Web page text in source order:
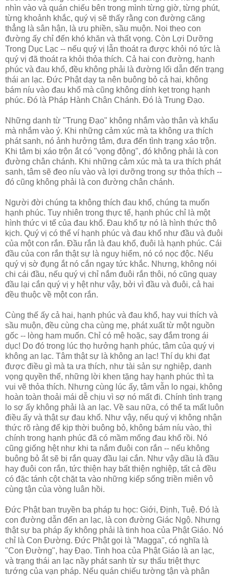
nhìn vào và quán chiếu bên trong mình từng giờ, từng phút,
từng khoảnh khắc, quý vị sẽ thấy rằng con đường căng
thẳng là sân hận, là ưu phiền, sầu muộn. Noi theo con
đường ấy chỉ đến khó khăn và thất vọng. Còn Lợi Dưỡng
Trong Dục Lạc -- nếu quý vị lẫn thoát ra được khỏi nó tức là
quý vị đã thoát ra khỏi thỏa thích. Cả hai con đường, hạnh
phúc và đau khổ, đều không phải là đường lối dẫn đến trạng
thái an lạc. Đức Phật dạy ta nên buông bỏ cả hai, không
bám níu vào đau khổ mà cũng không dính kẹt trong hạnh
phúc. Đó là Pháp Hành Chân Chánh. Đó là Trung Đạo.
Những danh từ "Trung Đạo" không nhắm vào thân và khẩu
mà nhắm vào ý. Khi những cảm xúc mà ta không ưa thích
phát sanh, nó ảnh hưởng tâm, đưa đến tình trạng xáo trộn.
Khi tâm bị xáo trộn ắt có "vọng động", đó không phải là con
đường chân chánh. Khi những cảm xúc mà ta ưa thích phát
sanh, tâm sẽ đeo níu vào và lợi dưỡng trong sự thỏa thích --
đó cũng không phải là con đường chân chánh.
Người đời chúng ta không thích đau khổ, chúng ta muốn
hạnh phúc. Tuy nhiên trong thực tế, hạnh phúc chỉ là một
hình thức vi tế của đau khổ. Đau khổ tự nó là hình thức thô
kịch. Quý vị có thể ví hạnh phúc và đau khổ như đầu và đuôi
của một con rắn. Đầu rắn là đau khổ, đuôi là hạnh phúc. Cái
đầu của con rắn thật sự là nguy hiểm, nó có nọc độc. Nếu
quý vị sờ đụng ắt nó cắn ngay tức khắc. Nhưng, không nói
chi cái đầu, nếu quý vị chỉ nắm đuôi rắn thôi, nó cũng quay
đầu lại cắn quý vị y hệt như vậy, bởi vì đầu và đuôi, cả hai
đều thuộc về một con rắn.
Cùng thế ấy cả hai, hạnh phúc và đau khổ, hay vui thích và
sầu muộn, đều cùng cha cùng mẹ, phát xuất từ một nguồn
gốc -- lòng ham muốn. Chỉ có mê hoặc, say đắm trong ái
dục! Do đó trong lúc thọ hưởng hạnh phúc, tâm của quý vị
không an lạc. Tâm thật sự là không an lạc! Thí dụ khi đạt
được điều gì mà ta ưa thích, như tài sản sự nghiệp, danh
vọng quyền thế, những lời khen tặng hay hạnh phúc thì ta
vui vẽ thỏa thích. Nhưng cùng lúc ấy, tâm vẫn lo ngại, không
hoàn toàn thoải mái dễ chịu vì sợ nó mất đi. Chính tình trạng
lo sợ ấy không phải là an lạc. Về sau nữa, có thể ta mất luôn
điều ấy và thật sự đau khổ. Như vậy, nếu quý vị không nhận
thức rõ ràng để kịp thời buông bỏ, không bám níu vào, thì
chính trong hạnh phúc đã có mầm mống đau khổ rồi. Nó
cũng giống hệt như khi ta nắm đuôi con rắn -- nếu không
buông bỏ ắt sẽ bị rắn quay đầu lại cắn. Như vậy dầu là đầu
hay đuôi con rắn, tức thiện hay bất thiện nghiệp, tất cả đều
có đặc tánh cột chặt ta vào những kiếp sống triền miên vô
cùng tận của vòng luân hồi.
Đức Phật ban truyền ba pháp tu học: Giới, Định, Tuệ. Đó là
con đường dẫn đến an lạc, là con đường Giác Ngộ. Nhưng
thật sự ba pháp ấy không phải là tinh hoa của Phật Giáo. Nó
chỉ là Con Đường. Đức Phật gọi là "Magga", có nghĩa là
"Con Đường", hay Đạo. Tinh hoa của Phật Giáo là an lạc,
và trạng thái an lạc nầy phát sanh từ sự thấu triệt thực
tướng của vạn pháp. Nếu quán chiếu tường tận và phân